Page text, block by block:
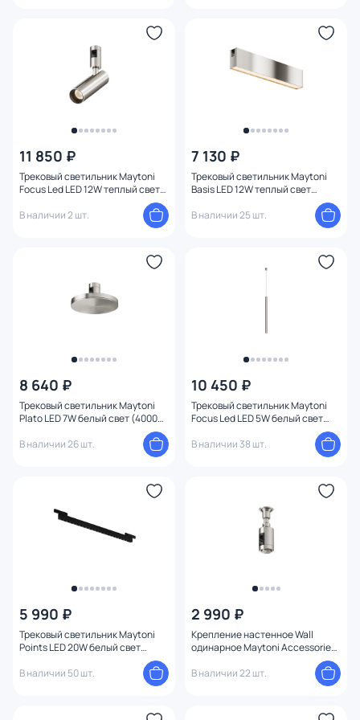
11 850 ₽
Трековый светильник Maytoni
Focus Led LED 12W теплый свет
(3000К) TR144-1-12W3K-W-PT
В наличии 2 шт.
7 130 ₽
Трековый светильник Maytoni
Basis LED 12W теплый свет
В наличии 25 шт.
8 640 ₽
Трековый светильник Maytoni
Plato LED 7W белый свет (4000К)
В наличии 26 шт.
10 450 ₽
Трековый светильник Maytoni
Focus Led LED 5W белый свет
В наличии 38 шт.
5 990 ₽
Трековый светильник Maytoni
Points LED 20W белый свет
(4000К) TR193-1-20W4K-M-B
В наличии 50 шт.
2 990 ₽
Крепление настенное Wall
одинарное Maytoni Accessories
for tracks Flarity TRA155CW-S1-
PT
В наличии 22 шт.